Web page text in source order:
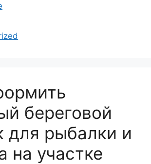
береговой
для рыбалки и
на участке